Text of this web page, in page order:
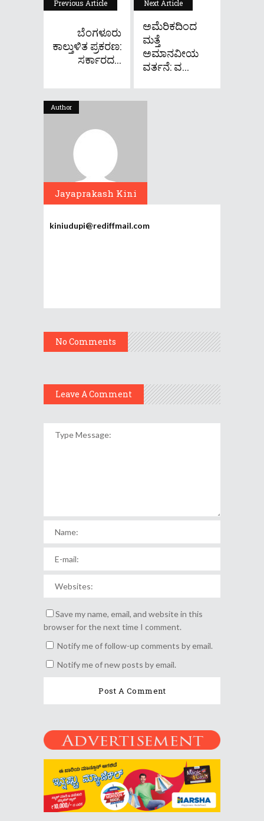
Previous Article
ಬೆಂಗಳೂರು
ಕಾಲ್ತುಳಿತ ಪ್ರಕರಣ:
ಸರ್ಕಾರದ...
Next Article
ಅಮೆರಿಕದಿಂದ
ಮತ್ತೆ
ಅಮಾನವೀಯ
ವರ್ತನೆ: ವ...
Author
Jayaprakash Kini
kiniudupi@rediffmail.com
No Comments
Leave A Comment
Save my name, email, and website in this
browser for the next time I comment.
Notify me of follow-up comments by email.
Notify me of new posts by email.